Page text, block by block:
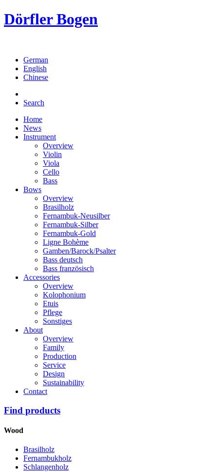
Dörfler Bogen
German
English
Chinese
Search
Home
News
Instrument
Overview
Violin
Viola
Cello
Bass
Bows
Overview
Brasilholz
Fernambuk-Neusilber
Fernambuk-Silber
Fernambuk-Gold
Ligne Bohème
Gamben/Barock/Psalter
Bass deutsch
Bass französisch
Accessories
Overview
Kolophonium
Etuis
Pflege
Sonstiges
About
Overview
Family
Production
Service
Design
Sustainability
Contact
Find products
Wood
Brasilholz
Fernambukholz
Schlangenholz